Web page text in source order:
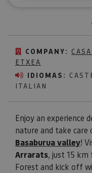
COMPANY:
ETXEA
IDIOMAS:
ITALIAN
Enjoy an experience
nature and take
Basaburua valley!
Arrarats, just 15
Forest and kick off